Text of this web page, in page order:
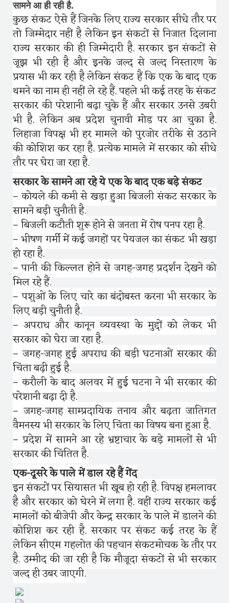
सामने आ ही रही है.
कुछ संकट ऐसे हैं जिनके लिए राज्य सरकार सीधे तौर पर
तो जिम्मेदार नहीं है लेकिन इन संकटों से निजात दिलाना
राज्य सरकार की ही जिम्मेदारी है. सरकार इन संकटों से
जूझ भी रही है और इनके जल्द से जल्द निस्तारण के
प्रयास भी कर रही है लेकिन संकट हैं कि एक के बाद एक
थमने का नाम ही नहीं ले रहे हैं. पहले भी कई तरह के संकट
सरकार की परेशानी बढ़ा चुके हैं और सरकार उनसे उबरी
भी है. लेकिन अब प्रदेश चुनावी मोड पर आ चुका है.
लिहाजा विपक्ष भी हर मामले को पुरजोर तरीके से उठाने
की कोशिश कर रहा है. प्रत्येक मामले में सरकार को सीधे
तौर पर घेरा जा रहा है.
सरकार के सामने आ रहे ये एक के बाद एक बड़े संकट
– कोयले की कमी से खड़ा हुआ बिजली संकट सरकार के
सामने बड़ी चुनौती है.
– बिजली कटौती शुरू होने से जनता में रोष पनप रहा है.
– भीषण गर्मी में कई जगहों पर पेयजल का संकट भी खड़ा
हो रहा है.
– पानी की किल्लत होने से जगह-जगह प्रदर्शन देखने को
मिल रहे हैं.
– पशुओं के लिए चारे का बंदोबस्त करना भी सरकार के
लिए बड़ी चुनौती है.
– अपराध और कानून व्यवस्था के मुद्दों को लेकर भी
सरकार को घेरा जा रहा है.
– जगह-जगह हुई अपराध की बड़ी घटनाओं सरकार की
चिंता बढ़ी हुई है.
– करौली के बाद अलवर में हुई घटना ने भी सरकार की
परेशानी बढ़ा दी है.
– जगह-जगह साम्प्रदायिक तनाव और बढ़ता जातिगत
वैमनस्य भी सरकार के लिए चिंता का विषय बना हुआ है.
– प्रदेश में सामने आ रहे भ्रष्टाचार के बड़े मामलों से भी
सरकार की चिंतित है.
एक-दूसरे के पाले में डाल रहे हैं गेंद
इन संकटों पर सियासत भी खूब हो रही है. विपक्ष हमलावर
है और सरकार को घेरने में लगा है. वहीं राज्य सरकार कई
मामलों को बीजेपी और केन्द्र सरकार के पाले में डालने की
कोशिश कर रही है. सरकार पर संकट कई तरह के हैं
लेकिन सीएम गहलोत की पहचान संकटमोचक के तौर पर
है. उम्मीद की जा रही है कि मौजूदा संकटों से भी सरकार
जल्द ही उबर जाएगी.